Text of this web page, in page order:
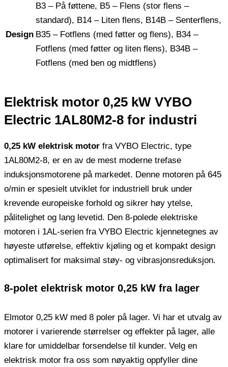
Design
B3 – På føttene, B5 – Flens (stor flens –
standard), B14 – Liten flens, B14B – Senterflens,
B35 – Fotflens (med føtter og flens), B34 –
Fotflens (med føtter og liten flens), B34B –
Fotflens (med ben og midtflens)
Elektrisk motor 0,25 kW VYBO
Electric 1AL80M2-8 for industri
0,25 kW elektrisk motor fra VYBO Electric, type
1AL80M2-8, er en av de mest moderne trefase
induksjonsmotorene på markedet. Denne motoren på 645
o/min er spesielt utviklet for industriell bruk under
krevende europeiske forhold og sikrer høy ytelse,
pålitelighet og lang levetid. Den 8-polede elektriske
motoren i 1AL-serien fra VYBO Electric kjennetegnes av
høyeste utførelse, effektiv kjøling og et kompakt design
optimalisert for maksimal støy- og vibrasjonsreduksjon.
8-polet elektrisk motor 0,25 kW fra lager
Elmotor 0,25 kW med 8 poler på lager. Vi har et utvalg av
motorer i varierende størrelser og effekter på lager, alle
klare for umiddelbar forsendelse til kunder. Velg en
elektrisk motor fra oss som nøyaktig oppfyller dine